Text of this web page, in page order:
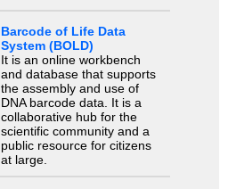
Barcode of Life Data
System (BOLD)
It is an online workbench
and database that supports
the assembly and use of
DNA barcode data. It is a
collaborative hub for the
scientific community and a
public resource for citizens
at large.